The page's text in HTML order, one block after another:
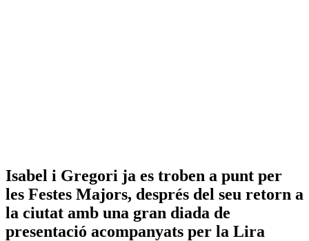
Isabel i Gregori ja es troben a punt per
les Festes Majors, després del seu retorn a
la ciutat amb una gran diada de
presentació acompanyats per la Lira